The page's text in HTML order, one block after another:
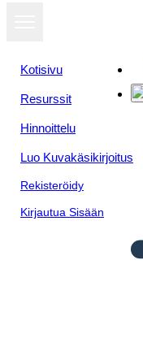
Kotisivu
Resurssit
Hinnoittelu
Luo Kuvakäsikirjoitus
Rekisteröidy
Kirjautua Sisään